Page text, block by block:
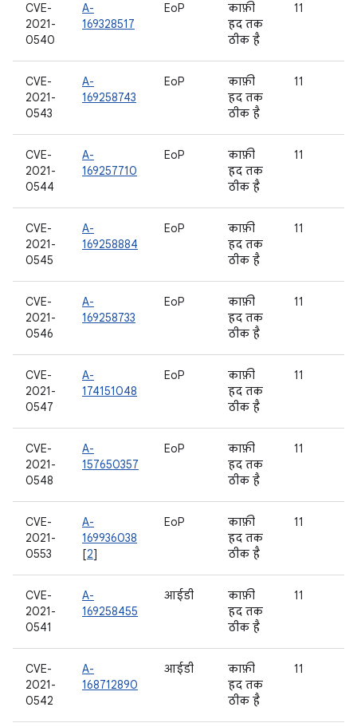
CVE-
2021-
0540
A-
169328517
EoP
काफ़ी
हद तक
ठीक है
11
CVE-
2021-
0543
A-
169258743
EoP
काफ़ी
हद तक
ठीक है
11
CVE-
2021-
0544
A-
169257710
EoP
काफ़ी
हद तक
ठीक है
11
CVE-
2021-
0545
A-
169258884
EoP
काफ़ी
हद तक
ठीक है
11
CVE-
2021-
0546
A-
169258733
EoP
काफ़ी
हद तक
ठीक है
11
CVE-
2021-
0547
A-
174151048
EoP
काफ़ी
हद तक
ठीक है
11
CVE-
2021-
0548
A-
157650357
EoP
काफ़ी
हद तक
ठीक है
11
CVE-
2021-
0553
A-
169936038
[2]
EoP
काफ़ी
हद तक
ठीक है
11
CVE-
2021-
0541
A-
169258455
आईडी
काफ़ी
हद तक
ठीक है
11
CVE-
2021-
0542
A-
168712890
आईडी
काफ़ी
हद तक
ठीक है
11